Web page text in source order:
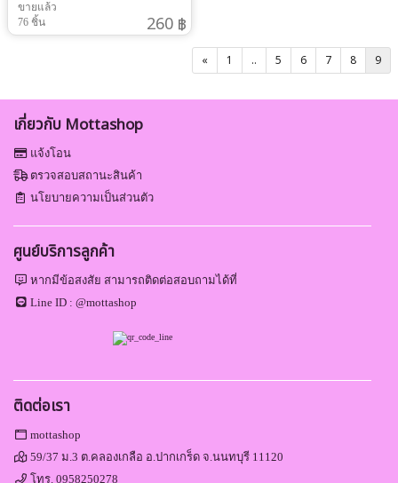
ขายแล้ว
76 ชิ้น
260 ฿
« 1 .. 5 6 7 8 9
เกี่ยวกับ Mottashop
แจ้งโอน
ตรวจสอบสถานะสินค้า
นโยบายความเป็นส่วนตัว
ศูนย์บริการลูกค้า
หากมีข้อสงสัย สามารถติดต่อสอบถามได้ที่
Line ID :@mottashop
ติดต่อเรา
mottashop
59/37 ม.3 ต.คลองเกลือ อ.ปากเกร็ด จ.นนทบุรี 11120
โทร.0958250278